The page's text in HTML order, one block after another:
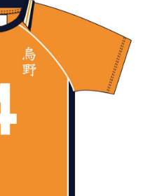
2026
ミア』10周年